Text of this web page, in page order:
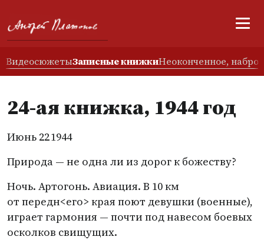
ВидеосюжетыЗаписные книжкиНеоконченное,
24-ая книжка, 1944 год
Июнь 22 1944
Природа — не одна ли из дорог к божеству?
Ночь. Артогонь. Авиация. В 10 км
от передн<его> края поют девушки (военные),
играет гармония — почти под навесом боевых
осколков свищущих.